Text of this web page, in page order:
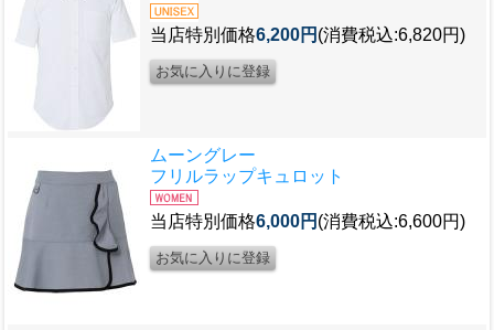
当店特別価格6,200円 (消費税込:6,820円)
ムーングレー
フリルラップキュロット
当店特別価格6,000円 (消費税込:6,600円)